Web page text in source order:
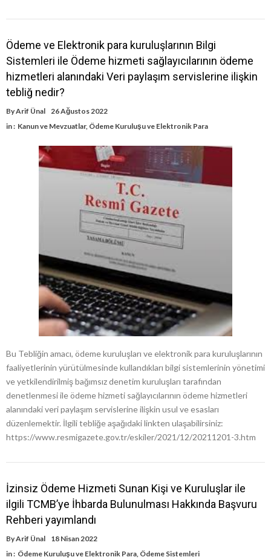
Ödeme ve Elektronik para kuruluşlarının Bilgi
Sistemleri ile Ödeme hizmeti sağlayıcılarının ödeme
hizmetleri alanındaki Veri paylaşım servislerine ilişkin
tebliğ nedir?
ByArif Ünal
26 Ağustos 2022
in : Kanun ve Mevzuatlar, Ödeme Kuruluşu ve Elektronik Para
Bu Tebliğin amacı, ödeme kuruluşları ve elektronik para kuruluşlarının
faaliyetlerinin yürütülmesinde kullandıkları bilgi sistemlerinin yönetimi
ve yetkilendirilmiş bağımsız denetim kuruluşları tarafından
denetlenmesi ile ödeme hizmeti sağlayıcılarının ödeme hizmetleri
alanındaki veri paylaşım servislerine ilişkin usul ve esasları
düzenlemektir. İlgili tebliğe aşağıdaki linkten ulaşabilirsiniz:
https://www.resmigazete.gov.tr/eskiler/2021/12/20211201-3.htm
İzinsiz Ödeme Hizmeti Sunan Kişi ve Kuruluşlar ile
ilgili TCMB’ye İhbarda Bulunulması Hakkında Başvuru
Rehberi yayımlandı
ByArif Ünal
18 Nisan 2022
in : Ödeme Kuruluşu ve Elektronik Para Ödeme Sistemleri